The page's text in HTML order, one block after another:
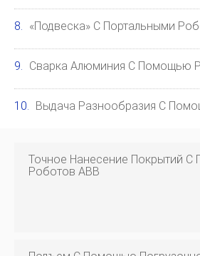
«Подвеска» С Портальными
Сварка Алюминия С Помощью
Выдача Разнообразия С
Точное Нанесение Покрытий
Роботов ABB